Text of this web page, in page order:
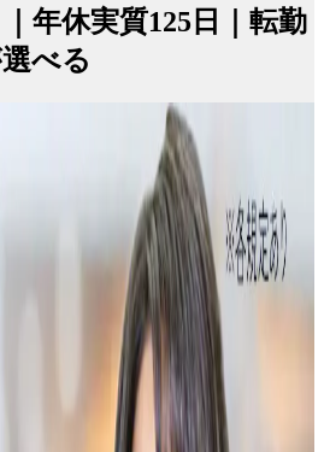
年休実質125日｜転勤
べる